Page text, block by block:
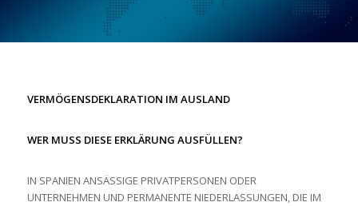
VERMÖGENSDEKLARATION IM AUSLAND
WER MUSS DIESE ERKLÄRUNG AUSFÜLLEN?
IN SPANIEN ANSÄSSIGE PRIVATPERSONEN ODER
UNTERNEHMEN UND PERMANENTE NIEDERLASSUNGEN, DIE IM